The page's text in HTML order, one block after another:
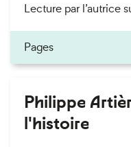
Lecture par l’autrice
Pages
Philippe
l'histoire